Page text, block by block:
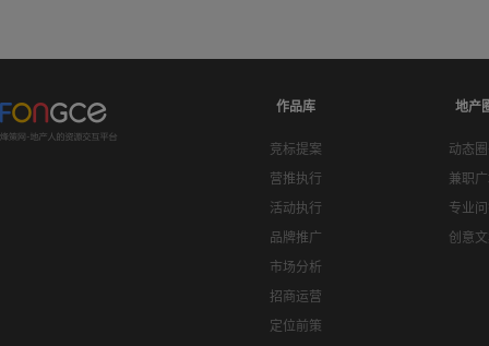
作品库
竞标提案
营推执行
活动执行
品牌推广
市场分析
招商运营
定位前策
地产
动态
兼职
专业
创意